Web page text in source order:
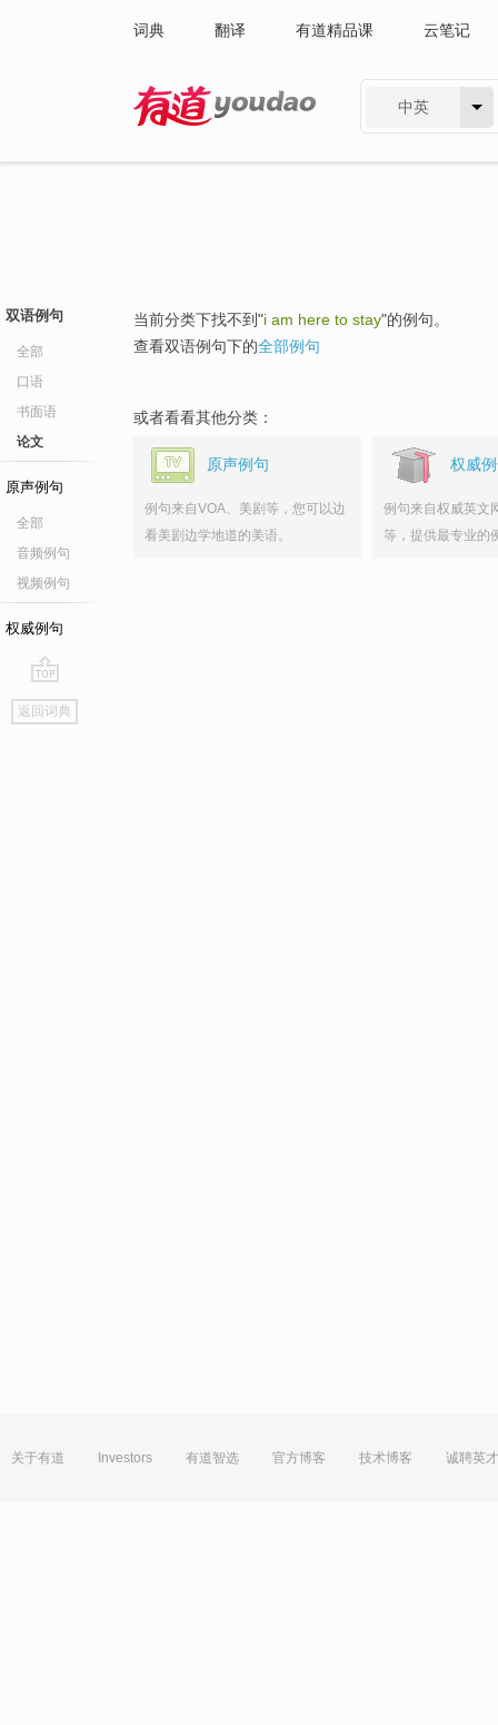
词典 翻译 有道精品课 云笔记
中英
双语例句
全部
口语
书面语
论文
原声例句
全部
音频例句
视频例句
权威例句
go
top
返回词典
当前分类下找不到"i am here to stay"的例句。
查看双语例句下的全部例句
或者看看其他分类：
原声例句
例句来自VOA、美剧等，您可以边
看美剧边学地道的美语。
权威
例句来自权威英文
等，提供最专业的
关于有道 Investors 有道智选 官方博客 技术博客 诚聘英才